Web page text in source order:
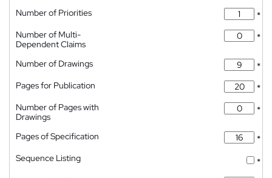
Number of Priorities
*
Number of Multi-
Dependent Claims
*
Number of Drawings
*
Pages for Publication
*
Number of Pages with
Drawings
*
Pages of Specification
*
Sequence Listing
*